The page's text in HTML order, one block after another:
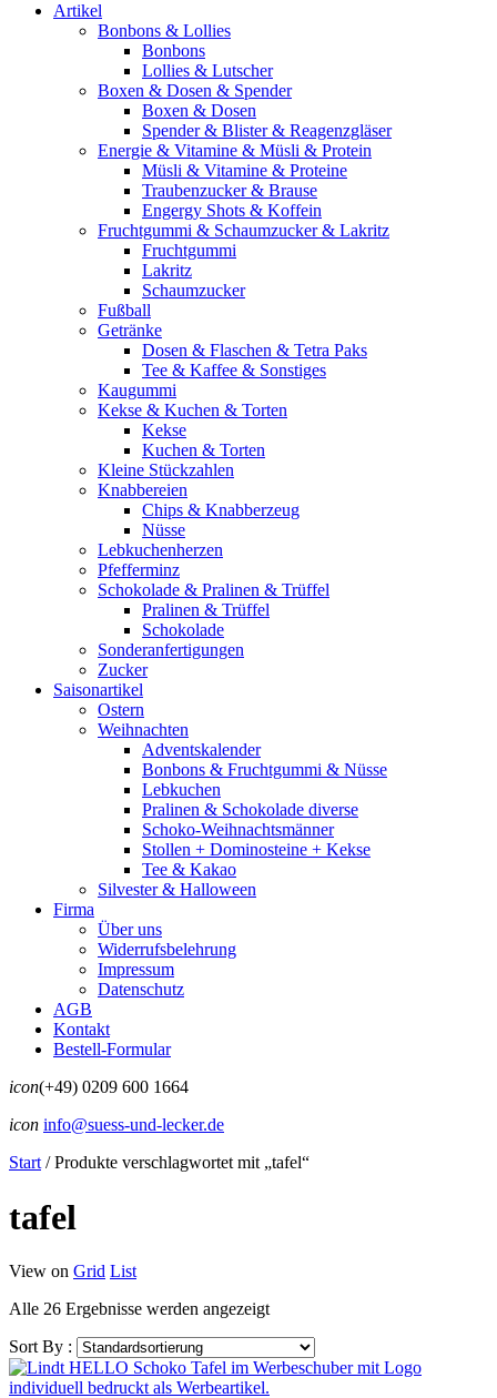
Artikel
Bonbons & Lollies
Bonbons
Lollies & Lutscher
Boxen & Dosen & Spender
Boxen & Dosen
Spender & Blister & Reagenzgläser
Energie & Vitamine & Müsli & Protein
Müsli & Vitamine & Proteine
Traubenzucker & Brause
Engergy Shots & Koffein
Fruchtgummi & Schaumzucker & Lakritz
Fruchtgummi
Lakritz
Schaumzucker
Fußball
Getränke
Dosen & Flaschen & Tetra Paks
Tee & Kaffee & Sonstiges
Kaugummi
Kekse & Kuchen & Torten
Kekse
Kuchen & Torten
Kleine Stückzahlen
Knabbereien
Chips & Knabberzeug
Nüsse
Lebkuchenherzen
Pfefferminz
Schokolade & Pralinen & Trüffel
Pralinen & Trüffel
Schokolade
Sonderanfertigungen
Zucker
Saisonartikel
Ostern
Weihnachten
Adventskalender
Bonbons & Fruchtgummi & Nüsse
Lebkuchen
Pralinen & Schokolade diverse
Schoko-Weihnachtsmänner
Stollen + Dominosteine + Kekse
Tee & Kakao
Silvester & Halloween
Firma
Über uns
Widerrufsbelehrung
Impressum
Datenschutz
AGB
Kontakt
Bestell-Formular
icon(+49) 0209 600 1664
icon info@suess-und-lecker.de
Start /Produkte verschlagwortet mit „tafel“
tafel
View on Grid List
Alle 26 Ergebnisse werden angezeigt
Sort By :